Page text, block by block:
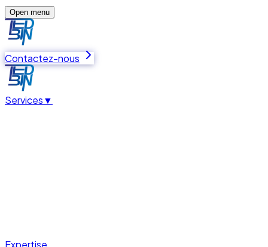
Open menu
Contactez-nous
Services▼
Expertise